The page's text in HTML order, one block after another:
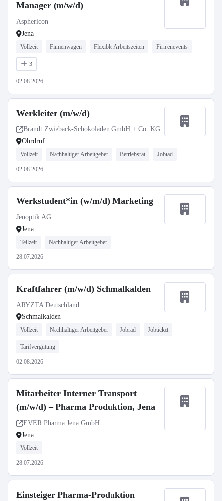
Manager (m/w/d)
Asphericon
Jena
Vollzeit Firmenwagen Flexible Arbeitszeiten Firmenevents
3
02.08.2026
Werkleiter (m/w/d)
Brandt Zwieback-Schokoladen GmbH + Co. KG
Ohrdruf
Vollzeit Nachhaltiger Arbeitgeber Betriebsrat Jobrad
02.08.2026
Werkstudent*in (w/m/d) Marketing
Jenoptik AG
Jena
Teilzeit Nachhaltiger Arbeitgeber
28.07.2026
Kraftfahrer (m/w/d) Schmalkalden
ARYZTA Deutschland
Schmalkalden
Vollzeit Nachhaltiger Arbeitgeber Jobrad Jobticket
Tarifvergütung
02.08.2026
Mitarbeiter Interner Transport
(m/w/d) – Pharma Produktion, Jena
EVER Pharma Jena GmbH
Jena
Vollzeit
28.07.2026
Einsteiger Pharma-Produktion